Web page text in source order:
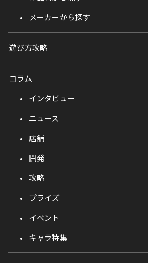
メーカーから探す
遊び方攻略
コラム
インタビュー
ニュース
店舗
開発
攻略
プライズ
イベント
キャラ特集